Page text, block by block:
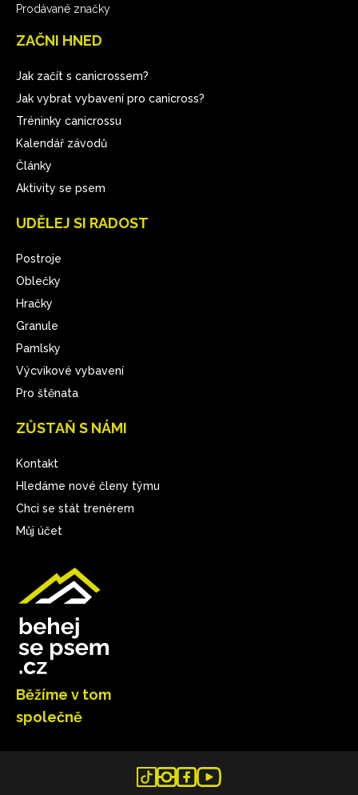
Běžíme v tom
společně
Prodávané značky
ZAČNI HNED
Jak začít s canicrossem?
Jak vybrat vybavení pro canicross?
Tréninky canicrossu
Kalendář závodů
Články
Aktivity se psem
UDĚLEJ SI RADOST
Postroje
Oblečky
Hračky
Granule
Pamlsky
Výcvikové vybavení
Pro štěnata
ZŮSTAŇ S NÁMI
Kontakt
Hledáme nové členy týmu
Chci se stát trenérem
Můj účet